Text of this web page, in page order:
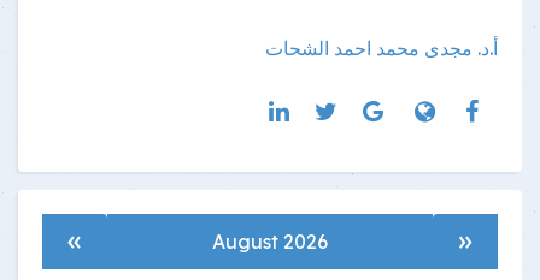
أ.د. مجدى محمد احمد الشحات
«
August 2026
»